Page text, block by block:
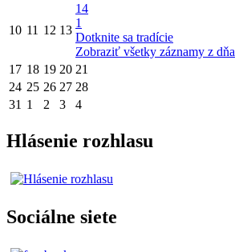
10 11 12 13
14
1
Dotknite sa tradície
Zobraziť všetky záznamy z dňa
17 18 19 20 21
24 25 26 27 28
31 1 2 3 4
Hlásenie rozhlasu
Sociálne siete